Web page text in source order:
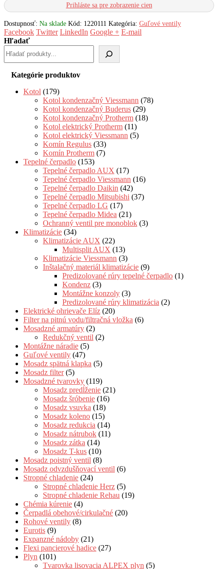
Prihláste sa pre zobrazenie cien
Dostupnosť: Na sklade Kód: 1220111 Kategória: Guľové ventily
Facebook Twitter LinkedIn Google + E-mail
Hľadať
Kategórie produktov
Kotol (179)
Kotol kondenzačný Viessmann (78)
Kotol kondenzačný Buderus (29)
Kotol kondenzačný Protherm (18)
Kotol elektrický Protherm (11)
Kotol elektrický Viessmann (5)
Komín Regulus (33)
Komín Protherm (7)
Tepelné čerpadlo (153)
Tepelné čerpadlo AUX (17)
Tepelné čerpadlo Viessmann (16)
Tepelné čerpadlo Daikin (42)
Tepelné čerpadlo Mitsubishi (37)
Tepelné čerpadlo LG (17)
Tepelné čerpadlo Midea (21)
Ochranný ventil pre monoblok (3)
Klimatizácie (34)
Klimatizácie AUX (22)
Multisplit AUX (13)
Klimatizácie Viessmann (3)
Inštalačný materiál klimatizácie (9)
Predizolované rúry tepelné čerpadlo (1)
Kondenz (3)
Montážne konzoly (3)
Predizolované rúry klimatizácia (2)
Elektrické ohrievače Elíz (20)
Filter na pitnú vodu/filtračná vložka (6)
Mosadzné armatúry (2)
Redukčný ventil (2)
Montážne náradie (5)
Guľové ventily (47)
Mosadz spätná klapka (5)
Mosadz filter (5)
Mosadzné tvarovky (119)
Mosadz predĺženie (21)
Mosadz šróbenie (16)
Mosadz vsuvka (18)
Mosadz koleno (15)
Mosadz redukcia (14)
Mosadz nátrubok (11)
Mosadz zátka (14)
Mosadz T-kus (10)
Mosadz poistný ventil (8)
Mosadz odvzdušňovací ventil (6)
Stropné chladenie (24)
Stropné chladenie Herz (5)
Stropné chladenie Rehau (19)
Chémia kúrenie (4)
Čerpadlá obehové/cirkulačné (20)
Rohové ventily (8)
Eurotis (9)
Expanzné nádoby (21)
Flexi pancierové hadice (27)
Plyn (101)
Tvarovka lisovacia ALPEX plyn (5)